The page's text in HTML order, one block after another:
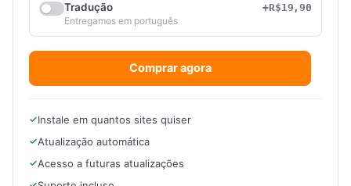
Tradução
+R$19,90
Entregamos em português
Comprar agora
Instale em quantos sites quiser
Atualização automática
Acesso a futuras atualizações